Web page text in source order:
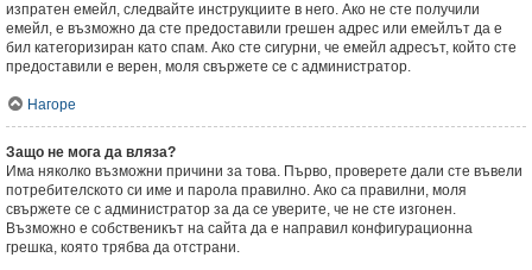
изпратен емейл, следвайте инструкциите в него. Ако не сте получили
емейл, е възможно да сте предоставили грешен адрес или емейлът да е
бил категоризиран като спам. Ако сте сигурни, че емейл адресът, който сте
предоставили е верен, моля свържете се с администратор.
Нагоре
Защо не мога да вляза?
Има няколко възможни причини за това. Първо, проверете дали сте въвели
потребителското си име и парола правилно. Ако са правилни, моля
свържете се с администратор за да се уверите, че не сте изгонен.
Възможно е собственикът на сайта да е направил конфигурационна
грешка, която трябва да отстрани.